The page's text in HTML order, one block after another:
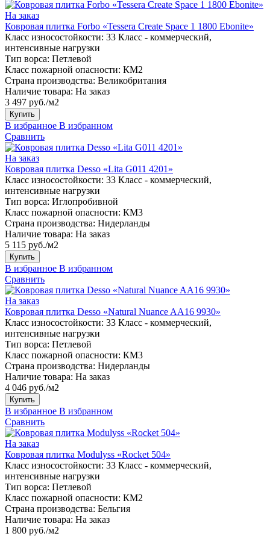
На заказ
Ковровая плитка Forbo «Tessera Create Space 1 1800 Ebonite»
Класс износостойкости: 33 Класс - коммерческий,
интенсивные нагрузки
Тип ворса: Петлевой
Класс пожарной опасности: КМ2
Страна производства: Великобритания
Наличие товара: На заказ
3 497 руб./м2
Купить
В избранное В избранном
Сравнить
На заказ
Ковровая плитка Desso «Lita G011 4201»
Класс износостойкости: 33 Класс - коммерческий,
интенсивные нагрузки
Тип ворса: Иглопробивной
Класс пожарной опасности: КМ3
Страна производства: Нидерланды
Наличие товара: На заказ
5 115 руб./м2
Купить
В избранное В избранном
Сравнить
На заказ
Ковровая плитка Desso «Natural Nuance AA16 9930»
Класс износостойкости: 33 Класс - коммерческий,
интенсивные нагрузки
Тип ворса: Петлевой
Класс пожарной опасности: КМ3
Страна производства: Нидерланды
Наличие товара: На заказ
4 046 руб./м2
Купить
В избранное В избранном
Сравнить
На заказ
Ковровая плитка Modulyss «Rocket 504»
Класс износостойкости: 33 Класс - коммерческий,
интенсивные нагрузки
Тип ворса: Петлевой
Класс пожарной опасности: КМ2
Страна производства: Бельгия
Наличие товара: На заказ
1 800 руб./м2